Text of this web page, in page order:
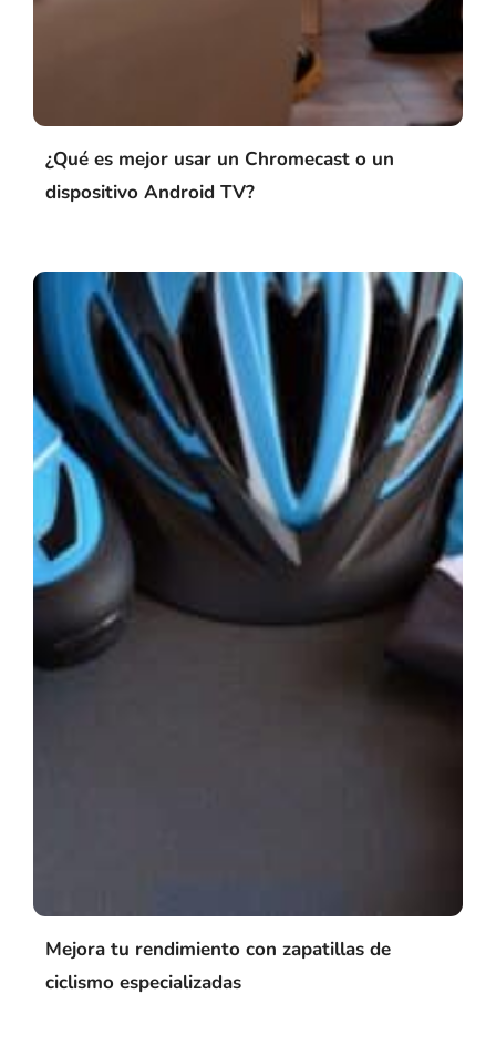
¿Qué es mejor usar un Chromecast o un
dispositivo Android TV?
Mejora tu rendimiento con zapatillas de
ciclismo especializadas